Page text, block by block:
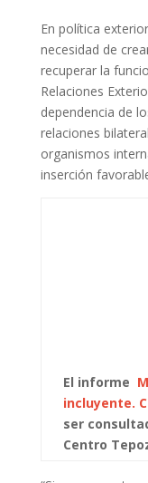
En política
necesidad de
recuperar la
Relaciones
dependencia de
relaciones
organismos
inserción
El informe
incluyente.
ser
Centro